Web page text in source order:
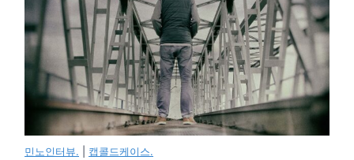
민노인터뷰. 캡콜드케이스.